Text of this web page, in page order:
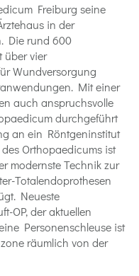
Freiburg seine
in der
Die rund 600
über vier
Wundversorgung
Mit einer
auch anspruchsvolle
durchgeführt
an ein Röntgeninstitut
Orthopaedicums ist
modernste Technik zur
Totalendoprothesen
Neueste
OP, der aktuellen
Personenschleuse ist
räumlich von der